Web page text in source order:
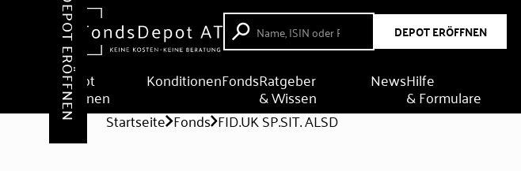
DEPOT ERÖFFNEN
Depot
eröffnen
KonditionenFondsRatgeber
& Wissen
NewsHilfe
& Formulare
DEPOT ERÖFFNEN Startseite Fonds FID.UK SP.SIT. ALSD